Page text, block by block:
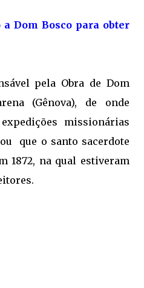
a Dom Bosco para obter
pela Obra de Dom
(Gênova), de onde
missionárias
que o santo sacerdote
1872, na qual estiveram